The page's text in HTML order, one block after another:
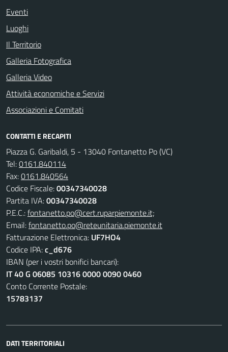
Eventi
Luoghi
Il Territorio
Galleria Fotografica
Galleria Video
Attività economiche e Servizi
Associazioni e Comitati
CONTATTI E RECAPITI
Piazza G. Garibaldi, 5 - 13040 Fontanetto Po (VC)
Tel:0161.840114
Fax:0161.840564
Codice Fiscale:00347340028
Partita IVA:00347340028
P.E.C.:fontanetto.po@cert.ruparpiemonte.it;
Email:fontanetto.po@reteunitaria.piemonte.it
Fatturazione Elettronica: UF7HO4
Codice IPA:c_d676
IBAN (per i vostri bonifici bancari):
IT 40 G 06085 10316 0000 0090 0460
Conto Corrente Postale:
15783137
DATI TERRITORIALI